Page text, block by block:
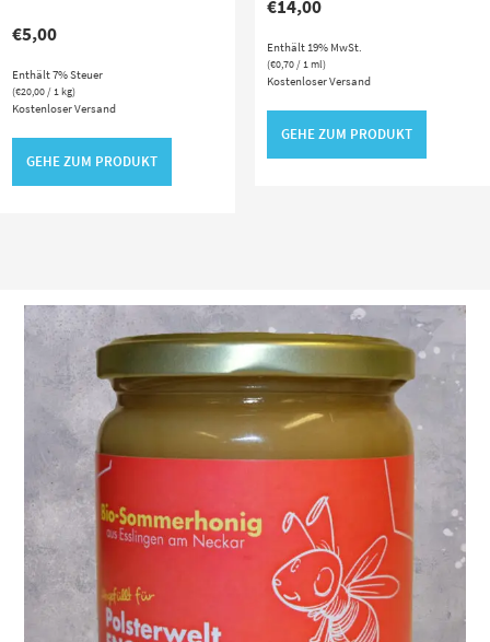
€5,00
Enthält 7% Steuer
(€20,00/ 1 kg)
Kostenloser Versand
GEHE ZUM PRODUKT
€14,00
Enthält 19% MwSt.
(€0,70/ 1 ml)
Kostenloser Versand
GEHE ZUM PRODUKT